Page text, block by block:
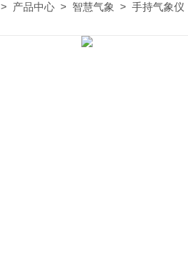
> 产品中心 > 智慧气象 > 手持气象仪